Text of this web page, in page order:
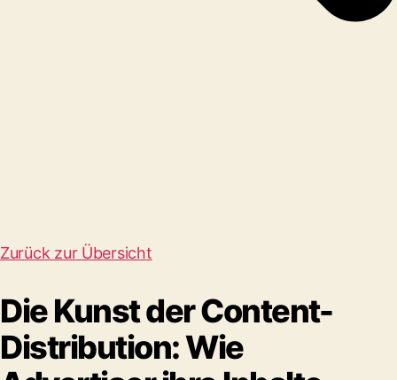
Zurück zur Übersicht
Die Kunst der Content-
Distribution: Wie